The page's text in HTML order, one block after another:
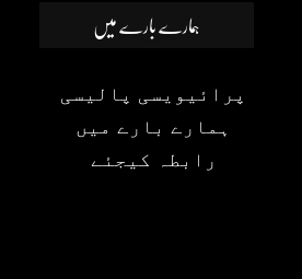
ہمارے بارے میں
پرائیویسی پالیسی
ہمارے بارے میں
رابطہ کیجئے